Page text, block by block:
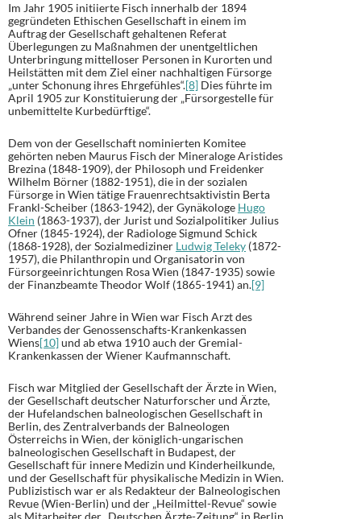
Im Jahr 1905 initiierte Fisch innerhalb der 1894
gegründeten Ethischen Gesellschaft in einem im
Auftrag der Gesellschaft gehaltenen Referat
Überlegungen zu Maßnahmen der unentgeltlichen
Unterbringung mittelloser Personen in Kurorten und
Heilstätten mit dem Ziel einer nachhaltigen Fürsorge
„unter Schonung ihres Ehrgefühles“.[8] Dies führte im
April 1905 zur Konstituierung der „Fürsorgestelle für
unbemittelte Kurbedürftige“.
Dem von der Gesellschaft nominierten Komitee
gehörten neben Maurus Fisch der Mineraloge Aristides
Brezina (1848-1909), der Philosoph und Freidenker
Wilhelm Börner (1882-1951), die in der sozialen
Fürsorge in Wien tätige Frauenrechtsaktivistin Berta
Frankl-Scheiber (1863-1942), der Gynäkologe Hugo
Klein (1863-1937), der Jurist und Sozialpolitiker Julius
Ofner (1845-1924), der Radiologe Sigmund Schick
(1868-1928), der Sozialmediziner Ludwig Teleky (1872-
1957), die Philanthropin und Organisatorin von
Fürsorgeeinrichtungen Rosa Wien (1847-1935) sowie
der Finanzbeamte Theodor Wolf (1865-1941) an.[9]
Während seiner Jahre in Wien war Fisch Arzt des
Verbandes der Genossenschafts-Krankenkassen
Wiens[10]und ab etwa 1910 auch der Gremial-
Krankenkassen der Wiener Kaufmannschaft.
Fisch war Mitglied der Gesellschaft der Ärzte in Wien,
der Gesellschaft deutscher Naturforscher und Ärzte,
der Hufelandschen balneologischen Gesellschaft in
Berlin, des Zentralverbands der Balneologen
Österreichs in Wien, der königlich-ungarischen
balneologischen Gesellschaft in Budapest, der
Gesellschaft für innere Medizin und Kinderheilkunde,
und der Gesellschaft für physikalische Medizin in Wien.
Publizistisch war er als Redakteur der Balneologischen
Revue (Wien-Berlin) und der „Heilmittel-Revue“ sowie